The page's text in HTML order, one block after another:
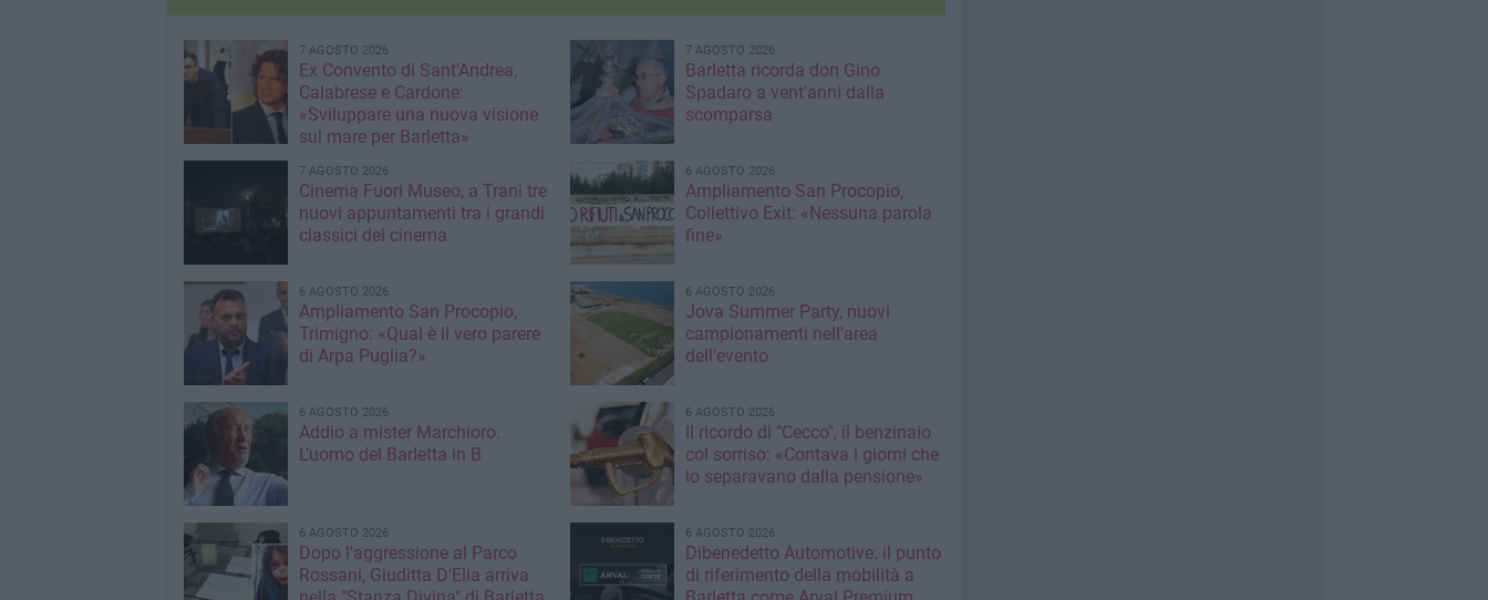
7 AGOSTO 2026
Ex Convento di Sant'Andrea,
Calabrese e Cardone:
«Sviluppare una nuova visione
sul mare per Barletta»
7 AGOSTO 2026
Barletta ricorda don Gino
Spadaro a vent’anni dalla
scomparsa
7 AGOSTO 2026
Cinema Fuori Museo, a Trani tre
nuovi appuntamenti tra i grandi
classici del cinema
6 AGOSTO 2026
Ampliamento San Procopio,
Collettivo Exit: «Nessuna parola
fine»
6 AGOSTO 2026
Ampliamento San Procopio,
Trimigno: «Qual è il vero parere
di Arpa Puglia?»
6 AGOSTO 2026
Jova Summer Party, nuovi
campionamenti nell'area
dell'evento
6 AGOSTO 2026
Addio a mister Marchioro.
L'uomo del Barletta in B
6 AGOSTO 2026
Il ricordo di "Cecco", il benzinaio
col sorriso: «Contava i giorni che
lo separavano dalla pensione»
6 AGOSTO 2026
Dopo l'aggressione al Parco
Rossani, Giuditta D'Elia arriva
6 AGOSTO 2026
Dibenedetto Automotive: il punto
di riferimento della mobilità a